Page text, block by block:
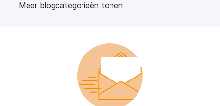
Meer blogcategorieën tonen